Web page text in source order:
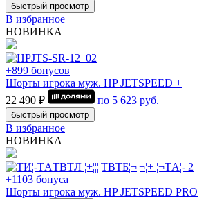
быстрый просмотр
В избранное
НОВИНКА
+899 бонусов
Шорты игрока муж. HP JETSPEED +
22 490 ₽
по 5 623 руб.
быстрый просмотр
В избранное
НОВИНКА
+1103 бонуса
Шорты игрока муж. HP JETSPEED PRO